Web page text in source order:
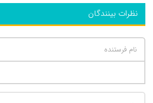
نظرات بینندگان